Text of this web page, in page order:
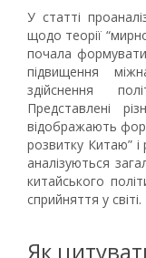
У статті
щодо теорії
почала
підвищення
здійснення
Представлені
відображають
розвитку Китаю” і
аналізуються
китайського
сприйняття у світі.
Як